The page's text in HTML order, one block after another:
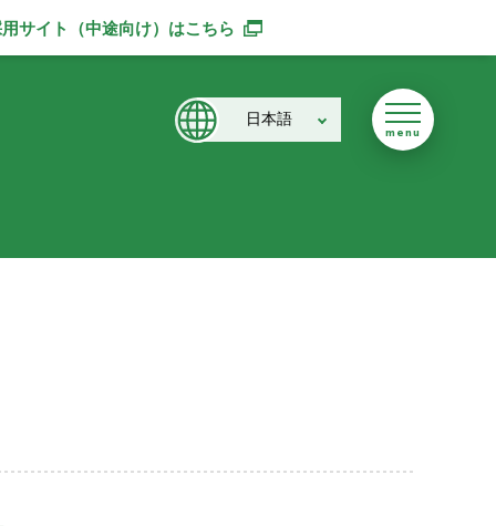
サイト（中途向け） はこちら
別ウィンドウで開きます
日本語